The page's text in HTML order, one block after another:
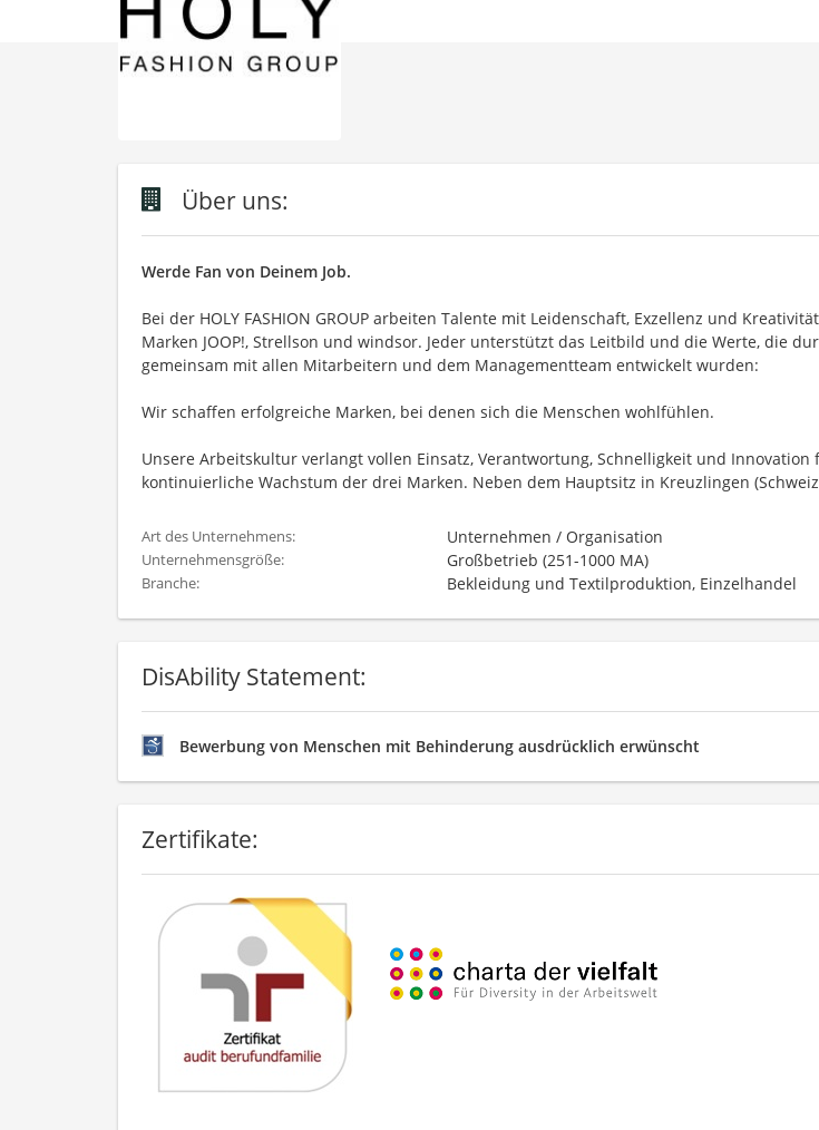
Über uns:
Werde Fan von Deinem Job.
Bei der HOLY FASHION GROUP arbeiten Talente mit Leidenschaft, Exzellenz und
Marken JOOP!, Strellson und windsor. Jeder unterstützt das Leitbild und die Werte, die
gemeinsam mit allen Mitarbeitern und dem Managementteam entwickelt wurden:
Wir schaffen erfolgreiche Marken, bei denen sich die Menschen wohlfühlen.
Unsere Arbeitskultur verlangt vollen Einsatz, Verantwortung, Schnelligkeit und Innovation
kontinuierliche Wachstum der drei Marken. Neben dem Hauptsitz in Kreuzlingen
Art des Unternehmens: Unternehmen / Organisation
Unternehmensgröße: Großbetrieb (251-1000 MA)
Branche: Bekleidung und Textilproduktion, Einzelhandel
DisAbility Statement:
Bewerbung von Menschen mit Behinderung ausdrücklich erwünscht
Zertifikate: